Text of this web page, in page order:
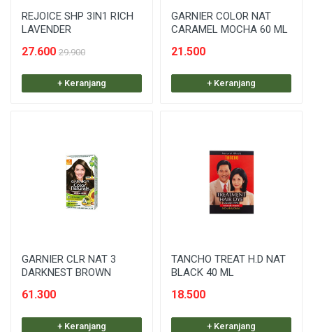
REJOICE SHP 3IN1 RICH
LAVENDER
27.600 29.900
+ Keranjang
GARNIER COLOR NAT
CARAMEL MOCHA 60 ML
21.500
+ Keranjang
GARNIER CLR NAT 3
DARKNEST BROWN
61.300
+ Keranjang
TANCHO TREAT H.D NAT
BLACK 40 ML
18.500
+ Keranjang